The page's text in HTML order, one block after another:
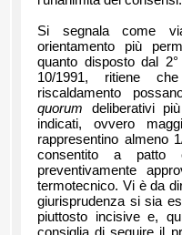
Si segnala come
orientamento più
quanto disposto dal
10/1991, ritiene
riscaldamento
quorum deliberativi
indicati, ovvero
rappresentino almeno
consentito a
preventivamente
termotecnico. Vi è da
giurisprudenza si sia
piuttosto incisive e,